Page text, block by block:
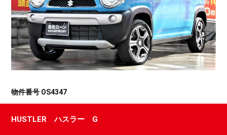
物件番号 OS4347
HUSTLER ハスラー G